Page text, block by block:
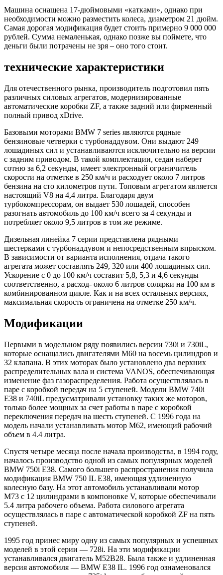
Машина оснащена 17-дюймовыми «катками», однако при
необходимости можно разместить колеса, диаметром 21 дюйм.
Самая дорогая модификация будет стоить примерно 9 000 000
рублей. Сумма немаленькая, однако позже вы поймете, что
деньги были потрачены не зря – оно того стоит.
технические характеристики
Для отечественного рынка, производитель подготовил пять
различных силовых агрегатов, модернизированные
автоматические коробки ZF, а также задний или фирменный
полный привод xDrive.
Базовыми моторами BMW 7 series являются рядные
бензиновые четверки с турбонаддувом. Они выдают 249
лошадиных сил и устанавливаются исключительно на версии
с задним приводом. В такой комплектации, седан наберет
сотню за 6,2 секунды, имеет электронный ограничитель
скорости на отметке в 250 км/ч и расходует около 7 литров
бензина на сто километров пути. Топовым агрегатом является
настоящий V8 на 4,4 литра. Благодаря двум
турбокомпрессорам, он выдает 530 лошадей, способен
разогнать автомобиль до 100 км/ч всего за 4 секунды и
потребляет около 9,5 литров в том же режиме.
Дизельная линейка 7 серии представлена рядными
шестерками с турбонаддувом и непосредственным впрыском.
В зависимости от варианта исполнения, отдача такого
агрегата может составлять 249, 320 или 400 лошадиных сил.
Ускорение с 0 до 100 км/ч составит 5,8, 5,3 и 4,6 секунды
соответственно, а расход- около 6 литров солярки на 100 км в
комбинированном цикле. Как и на всех остальных версиях,
максимальная скорость ограничена на отметке 250 км/ч.
Модификации
Первыми в модельном ряду появились версии 730i и 730iL,
которые оснащались двигателями M60 на восемь цилиндров и
32 клапана. В этих моторах было установлено два верхних
распределительных вала и система VANOS, обеспечивающая
изменение фаз газораспределения. Работа осуществлялась в
паре с коробкой передач на 5 ступеней. Модели BMW 740i
E38 и 740iL предусматривали установку таких же моторов,
только более мощных за счет работы в паре с коробкой
переключения передач на шесть ступеней. С 1996 года на
модель начали устанавливать мотор M62, имеющий рабочий
объем в 4.4 литра.
Спустя четыре месяца после начала производства, в 1994 году,
началось производство одной из самых популярных моделей
BMW 750i E38. Самого большего распространения получила
модификация BMW 750 IL E38, имеющая удлиненную
колесную базу. На этот автомобиль устанавливали мотор
M73 с 12 цилиндрами в компоновке V, которые обеспечивали
5.4 литра рабочего объема. Работа силового агрегата
осуществлялась в паре с автоматической коробкой ZF на пять
ступеней.
1995 год принес миру одну из самых популярных и успешных
моделей в этой серии — 728i. На эти модификации
устанавливался двигатель M52B28. Была также и удлиненная
версия автомобиля — BMW E38 IL. 1996 год ознаменовался